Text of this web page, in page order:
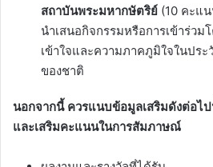
สถาบันพระมหากษัตริย์ (10 คะแ
นำเสนอกิจกรรมหรือการเข้าร่วม
เข้าใจและความภาคภูมิใจในปร
ของชาติ
นอกจากนี้ ควรแนบข้อมูลเสริมดังต่อไ
และเสริมคะแนนในการสัมภาษณ์